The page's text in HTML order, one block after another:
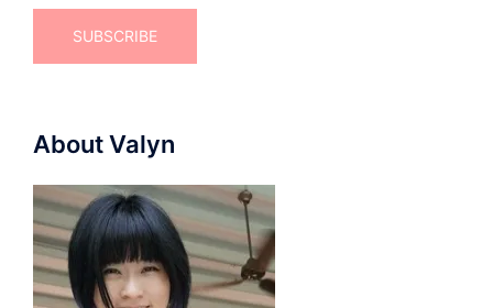
About Valyn